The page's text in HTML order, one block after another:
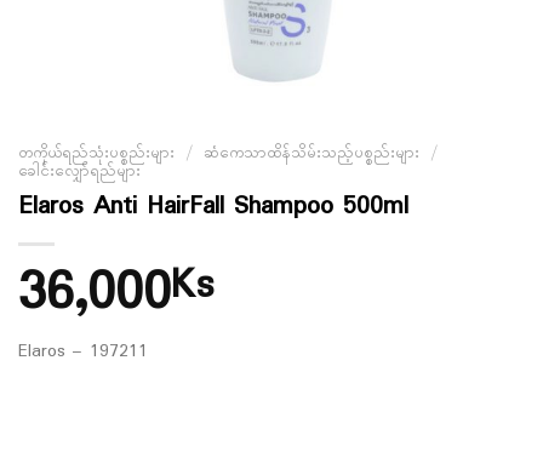
တကိုယ်ရည်သုံးပစ္စည်းများ / ဆံကေသာထိန်သိမ်းသည့်ပစ္စည်းများ /
ခေါင်းလျှော်ရည်များ
Elaros Anti HairFall Shampoo 500ml
36,000Ks
Elaros – 197211